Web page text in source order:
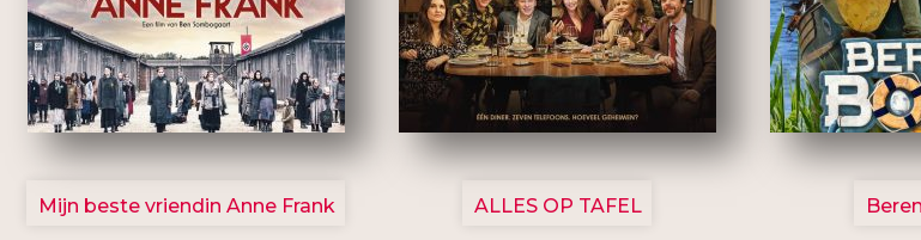
2757
Mijn beste vriendin Anne Frank
3154
ALLES OP TAFEL